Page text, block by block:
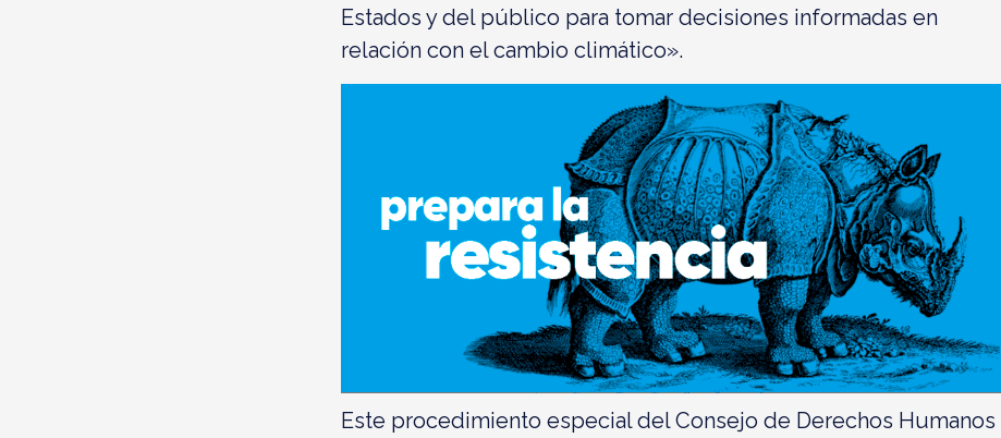
Estados y del público para tomar decisiones informadas en
relación con el cambio climático».
Este procedimiento especial del Consejo de Derechos Humanos